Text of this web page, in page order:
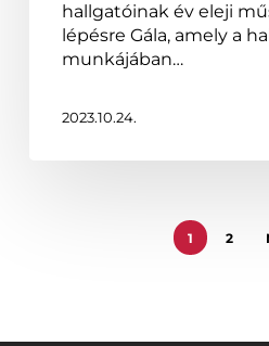
hallgatóinak év eleji
lépésre Gála, amely a
munkájában…
2023.10.24.
1 2